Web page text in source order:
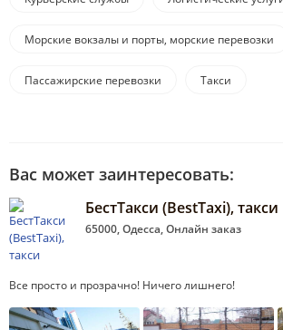
Морские вокзалы и порты, морские перевозки
Пассажирские перевозки Такси
Вас может заинтересовать:
БестТакси (BestTaxi), такси
65000, Одесса, Онлайн заказ
Все просто и прозрачно! Ничего лишнего!